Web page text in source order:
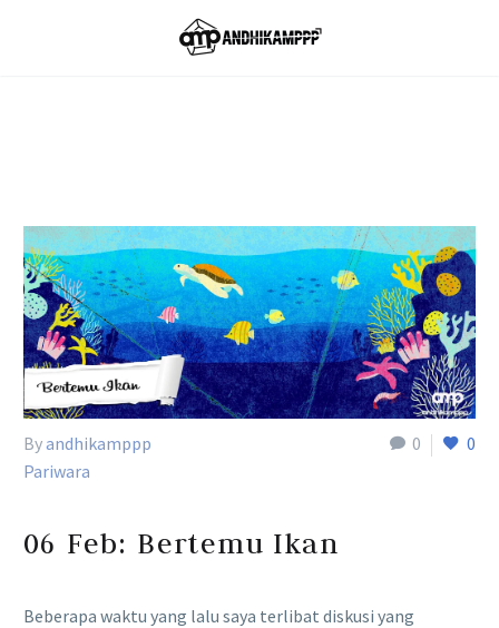
Home Tag
0 0
Byandhikamppp
Pariwara
06 Feb: Bertemu Ikan
Beberapa waktu yang lalu saya terlibat diskusi yang